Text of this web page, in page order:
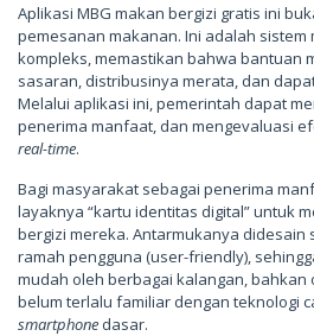
Aplikasi MBG makan bergizi gratis ini
pemesanan makanan. Ini adalah
kompleks, memastikan bahwa bantuan
sasaran, distribusinya merata, dan
Melalui aplikasi ini, pemerintah dapat
penerima manfaat, dan mengevaluasi
real-time.
Bagi masyarakat sebagai penerima
layaknya “kartu identitas digital” untuk
bergizi mereka. Antarmukanya didesain
ramah pengguna (user-friendly),
mudah oleh berbagai kalangan, bahkan
belum terlalu familiar dengan teknologi
smartphonedasar.